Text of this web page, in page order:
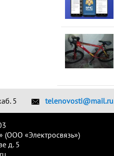
5 telenovosti@mail.ru
(ООО «Электросвязь»)
д. 5